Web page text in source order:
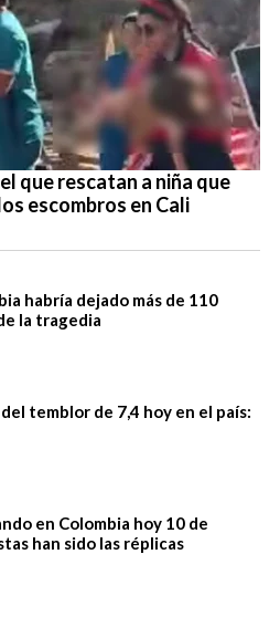
que rescatan a niña que
escombros en Cali
habría dejado más de 110
la tragedia
temblor de 7,4 hoy en el país:
en Colombia hoy 10 de
han sido las réplicas